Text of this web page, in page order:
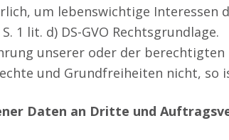
um lebenswichtige Interessen
1 lit. d) DS-GVO Rechtsgrundlage.
unserer oder der
und Grundfreiheiten nicht, so
Daten an Dritte und